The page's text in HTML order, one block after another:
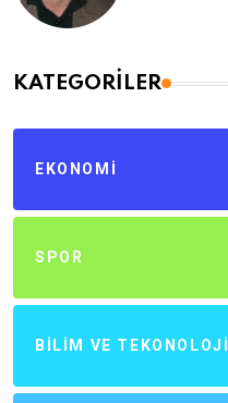
KATEGORILER
EKONOMI
SPOR
BILIM VE TEKONOLOJI